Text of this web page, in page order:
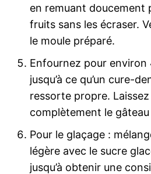
en remuant doucement
fruits sans les écraser.
le moule préparé.
Enfournez pour environ
jusqu’à ce qu’un cure-
ressorte propre.
complètement le
Pour le glaçage :
légère avec le sucre
jusqu’à obtenir une